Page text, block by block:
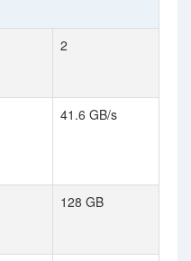
2
41.6 GB/s
128 GB